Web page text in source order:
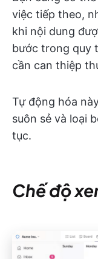
việc tiếp theo,
khi nội dung
bước trong quy
cần can thiệp
Tự động hóa
suôn sẻ và loại
tục.
Chế độ